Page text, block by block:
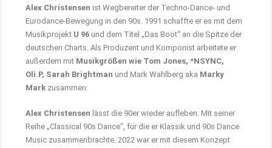
Alex Christensen ist Wegbereiter der Techno-Dance- und
Eurodance-Bewegung in den 90s. 1991 schaffte er es mit dem
Musikprojekt U 96 und dem Titel „Das Boot“ an die Spitze der
deutschen Charts. Als Produzent und Komponist arbeitete er
außerdem mit Musikgrößen wie Tom Jones, *NSYNC,
Oli.P, Sarah Brightman und Mark Wahlberg aka Marky
Mark zusammen.
Alex Christensen lässt die 90er wieder aufleben: Mit seiner
Reihe „Classical 90s Dance“, für die er Klassik und 90s Dance
Music zusammenbrachte. 2022 war er mit diesem Konzept